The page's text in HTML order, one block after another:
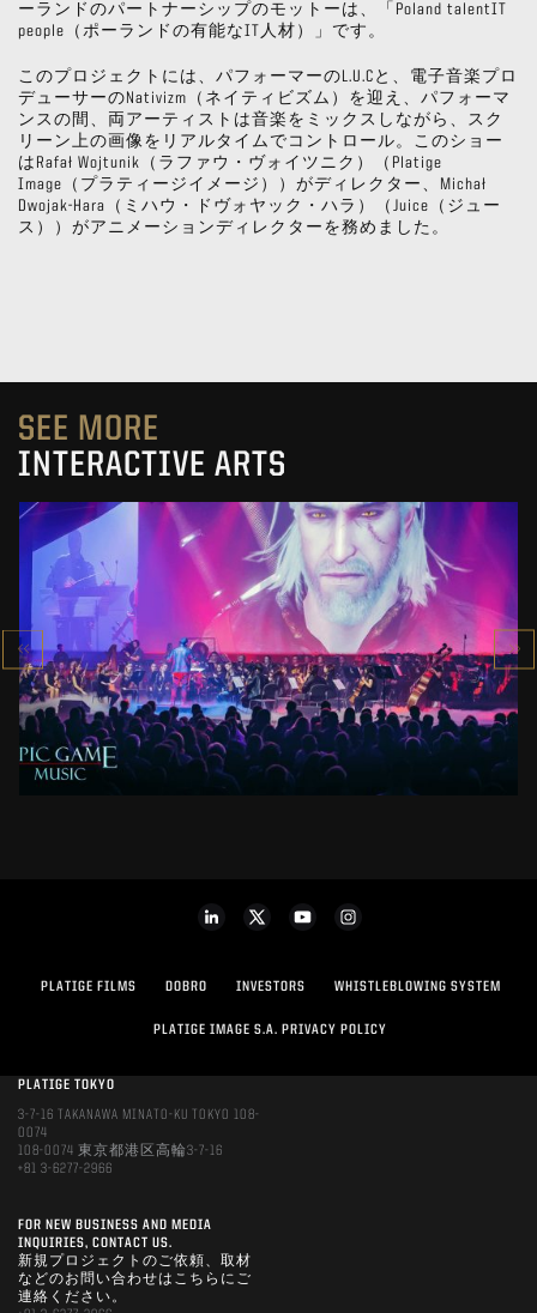
ーランドのパートナーシップのモットーは、「Poland talentIT
people（ポーランドの有能なIT人材）」です。
このプロジェクトには、パフォーマーのL.U.Cと、電子音楽プロ
デューサーのNativizm（ネイティビズム）を迎え、パフォーマ
ンスの間、両アーティストは音楽をミックスしながら、スク
リーン上の画像をリアルタイムでコントロール。このショー
はRafał Wojtunik（ラファウ・ヴォイツニク）（Platige
Image（プラティージイメージ））がディレクター、Michał
Dwojak-Hara（ミハウ・ドヴォヤック・ハラ）（Juice（ジュー
ス））がアニメーションディレクターを務めました。
SEE MORE
INTERACTIVE ARTS
EPIC GAME MUSIC 2019
SHOW
SEE PROJECT
PLATIGE FILMS DOBRO INVESTORS WHISTLEBLOWING SYSTEM
PLATIGE IMAGE S.A. PRIVACY POLICY
PLATIGE TOKYO
3-7-16 TAKANAWA MINATO-KU TOKYO 108-
0074
108-0074 東京都港区高輪3-7-16
+81 3-6277-2966
FOR NEW BUSINESS AND MEDIA
INQUIRIES, CONTACT US.
新規プロジェクトのご依頼、取材
などのお問い合わせはこちらにご
連絡ください。